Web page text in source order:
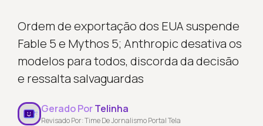
Ordem de exportação dos EUA suspende
Fable 5 e Mythos 5; Anthropic desativa os
modelos para todos, discorda da decisão
e ressalta salvaguardas
Gerado PorTelinha
Revisado Por: Time De Jornalismo Portal Tela